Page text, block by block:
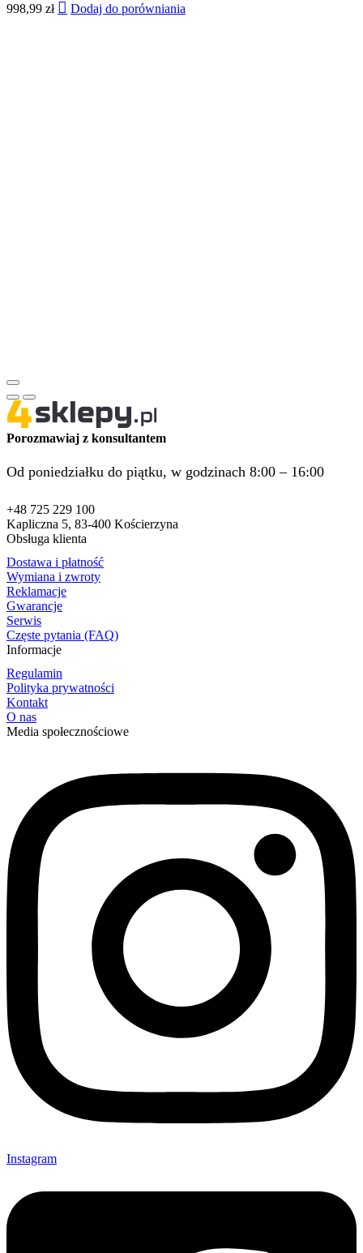
998,99 zł Dodaj do porówniania
Porozmawiaj z konsultantem
Od poniedziałku do piątku, w godzinach 8:00 – 16:00
+48 725 229 100
Kapliczna 5, 83-400 Kościerzyna
Obsługa klienta
Dostawa i płatność
Wymiana i zwroty
Reklamacje
Gwarancje
Serwis
Częste pytania (FAQ)
Informacje
Regulamin
Polityka prywatności
Kontakt
O nas
Media społecznościowe
Instagram